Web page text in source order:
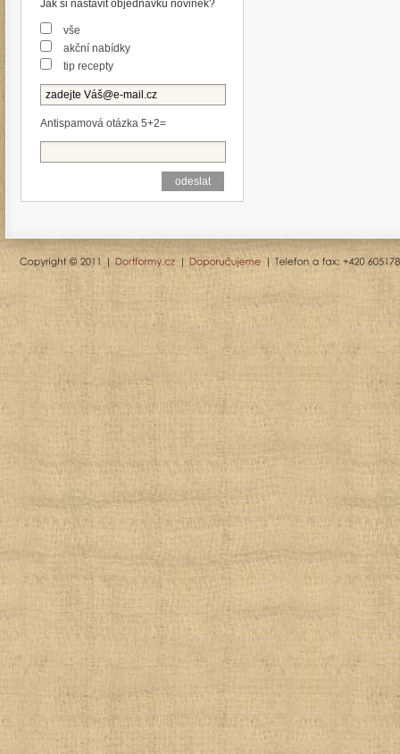
Jak si nastavit objednávku novinek?
vše
akční nabídky
tip recepty
Antispamová otázka 5+2=